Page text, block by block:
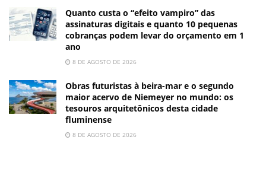
Quanto custa o “efeito vampiro” das
assinaturas digitais e quanto 10 pequenas
cobranças podem levar do orçamento em 1
ano
8 DE AGOSTO DE 2026
Obras futuristas à beira-mar e o segundo
maior acervo de Niemeyer no mundo: os
tesouros arquitetônicos desta cidade
fluminense
8 DE AGOSTO DE 2026